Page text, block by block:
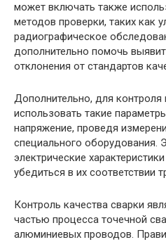
может включать также
методов проверки, таких как
радиографическое
дополнительно помочь
отклонения от стандартов
Дополнительно, для
использовать такие
напряжение, проведя
специального оборудования.
электрические
убедиться в их соответствии
Контроль качества сварки
частью процесса точечной
алюминиевых проводов.